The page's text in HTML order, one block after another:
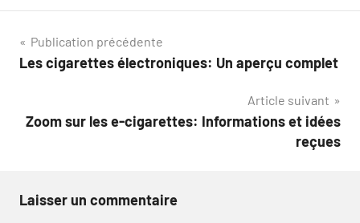
Navigation
de
Publication précédente
Les cigarettes électroniques: Un aperçu complet
Article suivant
Zoom sur les e-cigarettes: Informations et idées
reçues
Laisser un commentaire